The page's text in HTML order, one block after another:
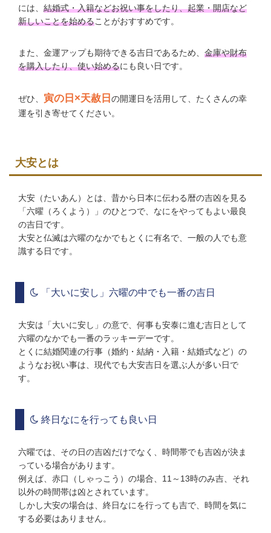
には、 結婚式・入籍などお祝い事をしたり、起業・開店など
新しいことを始めることがおすすめです。
また、金運アップも期待できる吉日であるため、 金庫や財布
を購入したり、使い始めるにも良い日です。
ぜひ、 寅の日×天赦日 の開運日を活用して、たくさんの幸
運を引き寄せてください。
大安とは
大安（たいあん）とは、昔から日本に伝わる暦の吉凶を見る
「六曜（ろくよう）」のひとつで、なにをやってもよい最良
の吉日です。
大安と仏滅は六曜のなかでもとくに有名で、一般の人でも意
識する日です。
「大いに安し」六曜の中でも一番の吉日
大安は「大いに安し」の意で、何事も安泰に進む吉日として
六曜のなかでも一番のラッキーデーです。
とくに結婚関連の行事（婚約・結納・入籍・結婚式など）の
ようなお祝い事は、現代でも大安吉日を選ぶ人が多い日で
す。
終日なにを行っても良い日
六曜では、その日の吉凶だけでなく、時間帯でも吉凶が決ま
っている場合があります。
例えば、赤口（しゃっこう）の場合、11～13時のみ吉、それ
以外の時間帯は凶とされています。
しかし大安の場合は、終日なにを行っても吉で、時間を気に
する必要はありません。